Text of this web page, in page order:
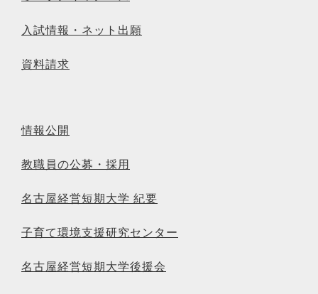
入試情報・ネット出願
資料請求
情報公開
教職員の公募・採用
名古屋経営短期大学 紀要
子育て環境支援研究センター
名古屋経営短期大学後援会